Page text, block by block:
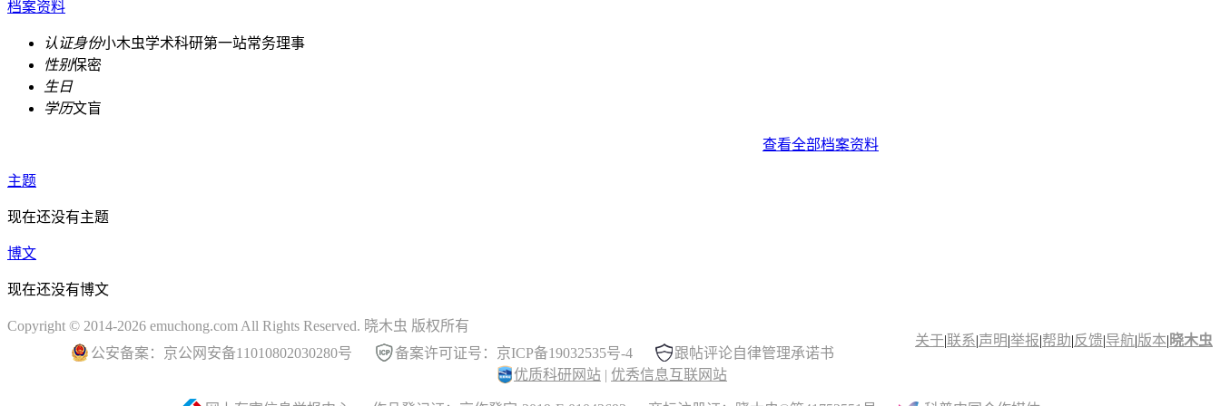
档案资料
认证身份小木虫学术科研第一站常务理事
性别保密
生日
学历文盲
查看全部档案资料
主题
现在还没有主题
博文
现在还没有博文
关于|联系|声明|举报|帮助|反馈|导航|版本| 晓木虫
Copyright © 2014-2026 emuchong.com All Rights Reserved. 晓木虫 版权所有
公安备案：京公网安备11010802030280号
备案许可证号：京ICP备19032535号-4
跟帖评论自律管理承诺书
优质科研网站 | 优秀信息互联网站